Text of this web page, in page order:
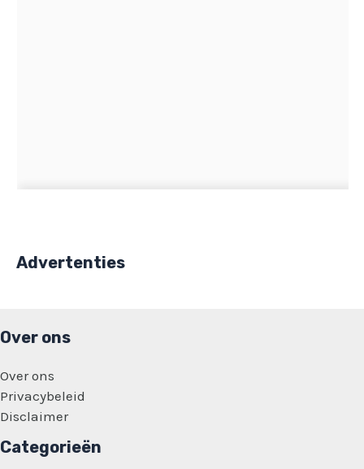
Advertenties
Over ons
Over ons
Privacybeleid
Disclaimer
Categorieën